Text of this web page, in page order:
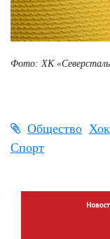
Фото: ХК
Общество
Спорт